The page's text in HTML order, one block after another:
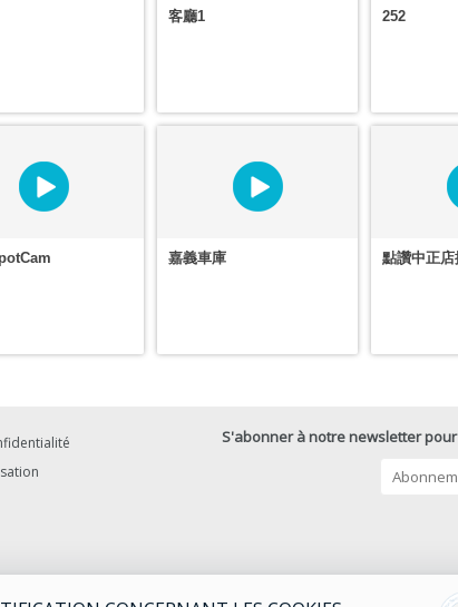
客廳1 252
嘉義車庫 點讚中正
S'abonner à notre newsletter